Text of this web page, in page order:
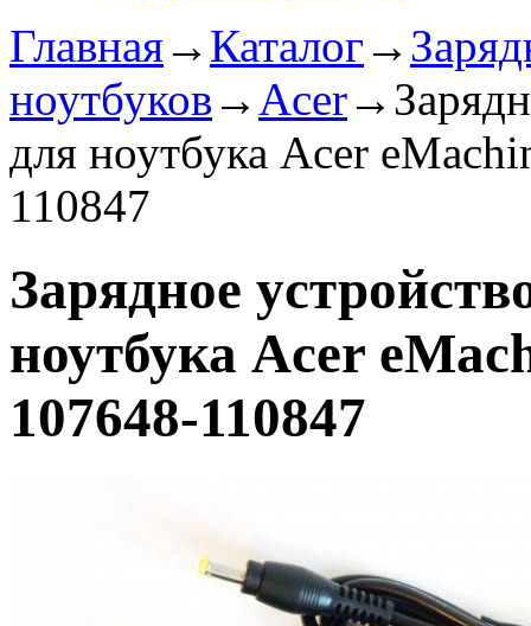
Главная→ Каталог →
ноутбуков → Acer→
для ноутбука Acer
110847
Зарядное
ноутбука Acer
107648-110847